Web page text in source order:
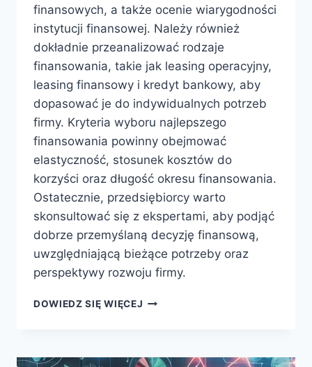
finansowych, a także ocenie wiarygodności
instytucji finansowej. Należy również
dokładnie przeanalizować rodzaje
finansowania, takie jak leasing operacyjny,
leasing finansowy i kredyt bankowy, aby
dopasować je do indywidualnych potrzeb
firmy. Kryteria wyboru najlepszego
finansowania powinny obejmować
elastyczność, stosunek kosztów do
korzyści oraz długość okresu finansowania.
Ostatecznie, przedsiębiorcy warto
skonsultować się z ekspertami, aby podjąć
dobrze przemyślaną decyzję finansową,
uwzględniającą bieżące potrzeby oraz
perspektywy rozwoju firmy.
DOWIEDZ SIĘ WIĘCEJ CZYM
FINANSOWANIE